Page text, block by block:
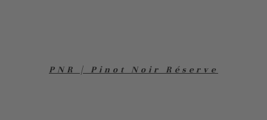
PNR | Pinot Noir Réserve